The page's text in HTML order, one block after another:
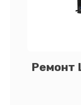
Ремонт